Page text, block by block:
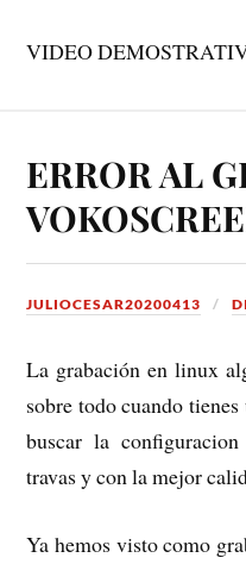
VIDEO
ERROR AL
JULIOCESAR20200413
La grabación en linux
sobre todo cuando
buscar la
travas y con la mejor
Ya hemos visto como